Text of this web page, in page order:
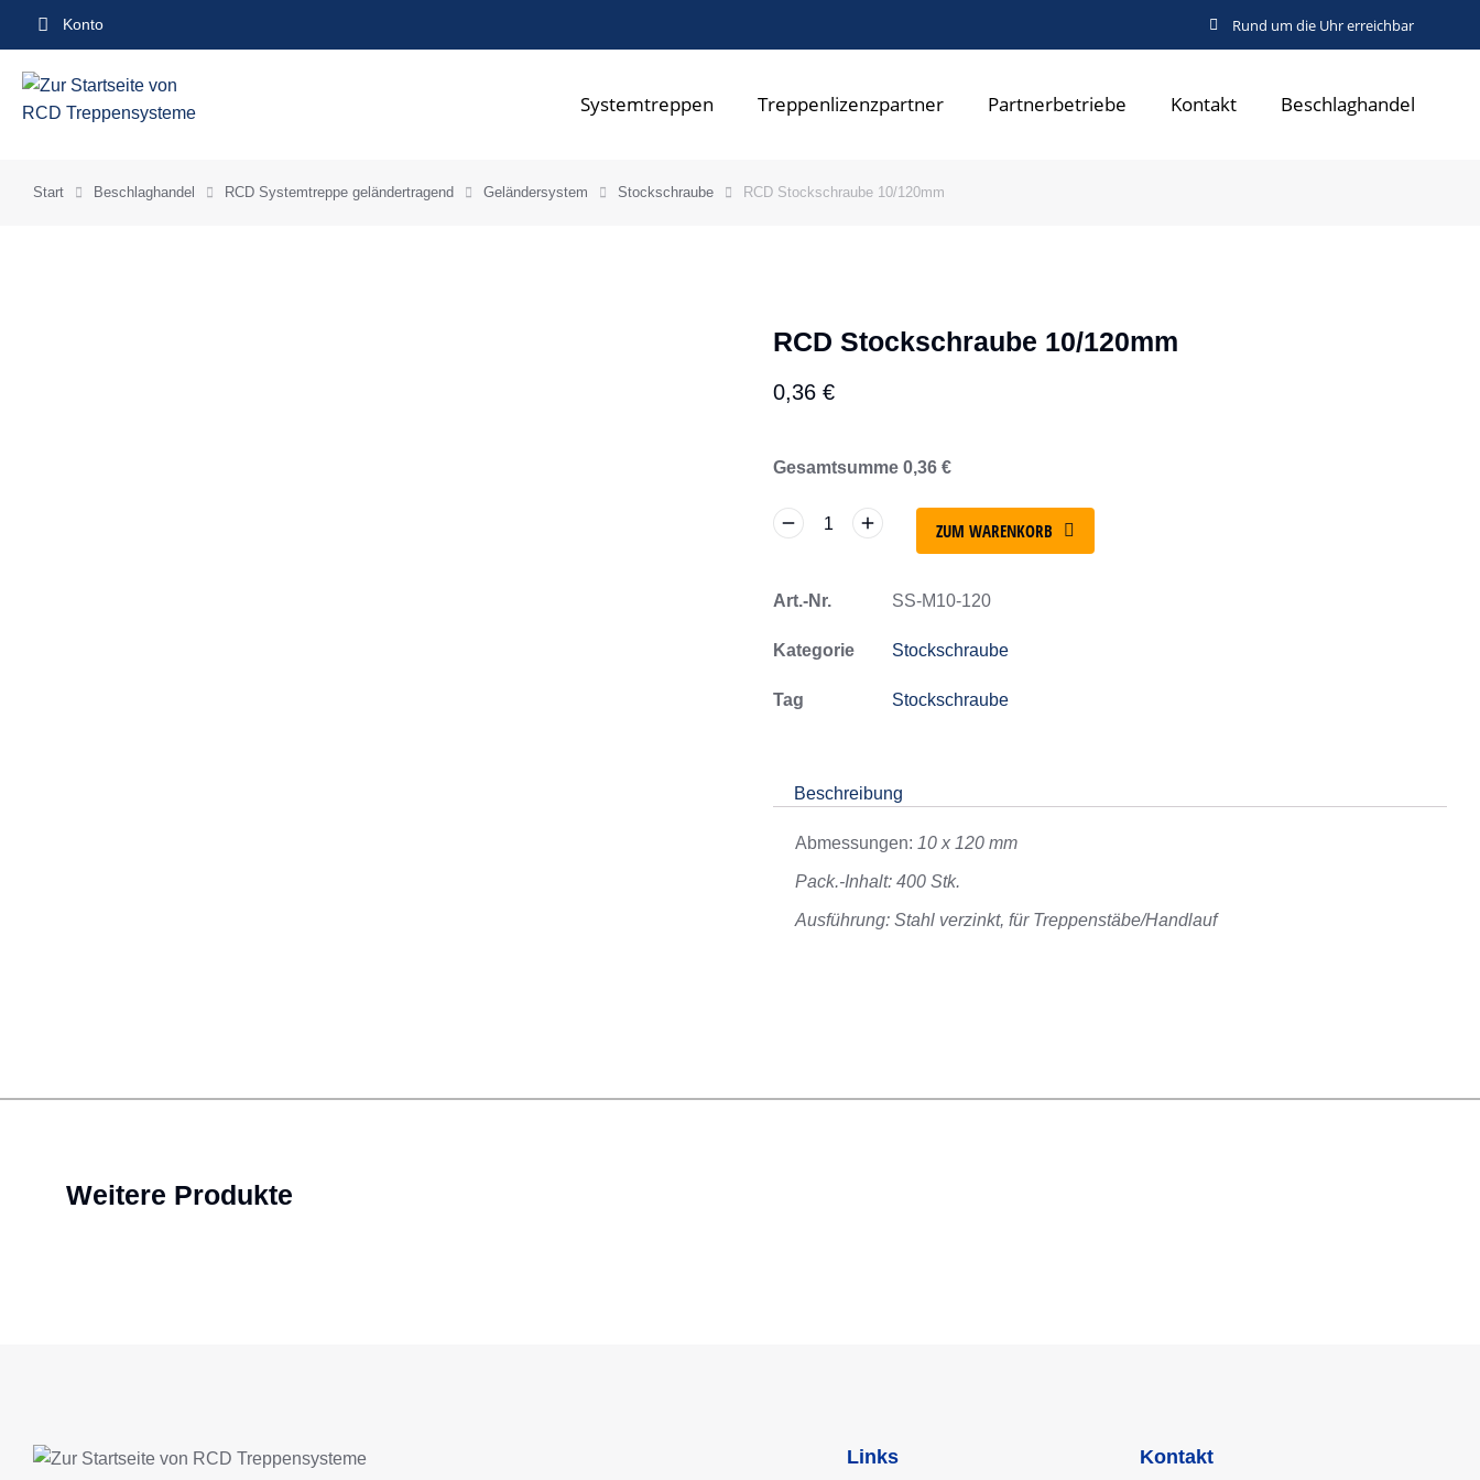
springenKonto Rund um die Uhr erreichbar
Systemtreppen Treppenlizenzpartner Partnerbetriebe Kontakt Beschlaghandel
Sie befinden sich hier:
Start Beschlaghandel RCD Systemtreppe geländertragend Geländersystem Stockschraube RCD Stockschraube 10/120mm
RCD Stockschraube 10/120mm
0,36 €
Gesamtsumme 0,36 €
ZUM WARENKORB
Art.-Nr. SS-M10-120
Kategorie Stockschraube
Tag Stockschraube
Beschreibung
Abmessungen: 10 x 120 mm
Pack.-Inhalt: 400 Stk.
Ausführung: Stahl verzinkt, für Treppenstäbe/Handlauf
Weitere Produkte
Links Kontakt